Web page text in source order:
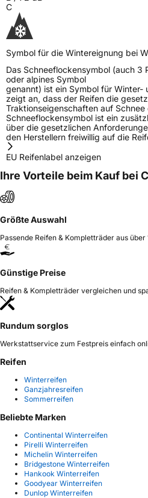
C
Symbol für die Wintereignung bei
Das Schneeflockensymbol (auch 3
oder alpines Symbol
genannt) ist ein Symbol für Winter-
zeigt an, dass der Reifen die
Traktionseigenschaften auf Schnee
Schneeflockensymbol ist ein
über die gesetzlichen
den Herstellern freiwillig auf die
EU Reifenlabel anzeigen
Ihre Vorteile beim Kauf bei
Größte Auswahl
Passende Reifen & Kompletträder aus
Günstige Preise
Reifen & Kompletträder vergleichen und
Rundum sorglos
Werkstattservice zum Festpreis einfach
Reifen
Winterreifen
Ganzjahresreifen
Sommerreifen
Beliebte Marken
Continental Winterreifen
Pirelli Winterreifen
Michelin Winterreifen
Bridgestone Winterreifen
Hankook Winterreifen
Goodyear Winterreifen
Dunlop Winterreifen